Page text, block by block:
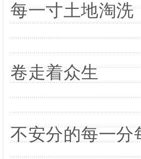
每一寸土地淘洗
卷走着众生
不安分的每一分